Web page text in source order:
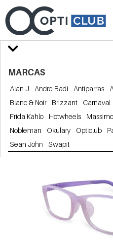
MARCAS
Alan J Andre Badi Antiparras
Blanc & Noir
Brizzant Carnaval
Frida Kahlo
Hotwheels
Nobleman
Okulary Opticlub
Sean John
Swapit